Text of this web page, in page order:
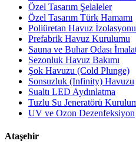
Özel Tasarım Şelaleler
Özel Tasarım Türk Hamamı
Poliüretan Havuz İzolasyonu
Prefabrik Havuz Kurulumu
Sauna ve Buhar Odası
Sezonluk Havuz Bakımı
Şok Havuzu (Cold Plunge)
Sonsuzluk (Infinity) Havuzu
Sualtı LED Aydınlatma
Tuzlu Su Jeneratörü
UV ve Ozon Dezenfeksiyon
Ataşehir